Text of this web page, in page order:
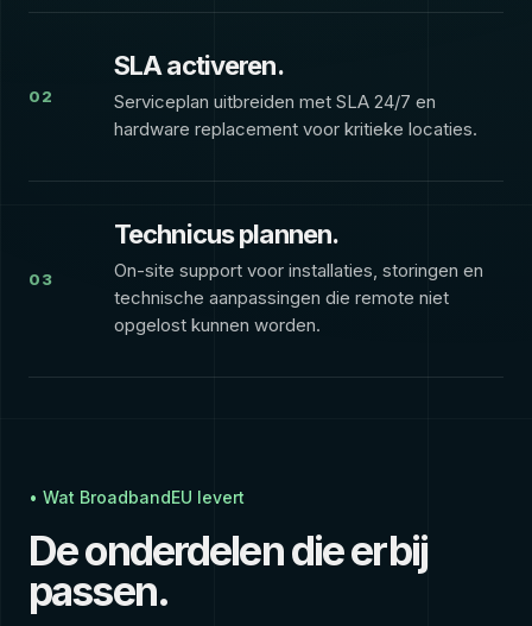
02
SLA activeren.
Serviceplan uitbreiden met SLA 24/7 en
hardware replacement voor kritieke locaties.
03
Technicus plannen.
On-site support voor installaties, storingen en
technische aanpassingen die remote niet
opgelost kunnen worden.
• Wat BroadbandEU levert
De onderdelen die erbij
passen.